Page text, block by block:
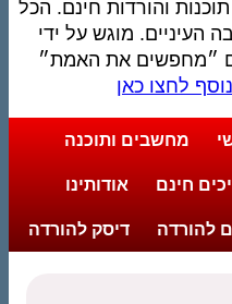
והורדות חינם. הכל
העיניים. מוגש על ידי
״מחפשים את האמת״
לחצו כאן
מחשבים ותוכנה
חינם אודותינו
להורדה דיסק להורדה